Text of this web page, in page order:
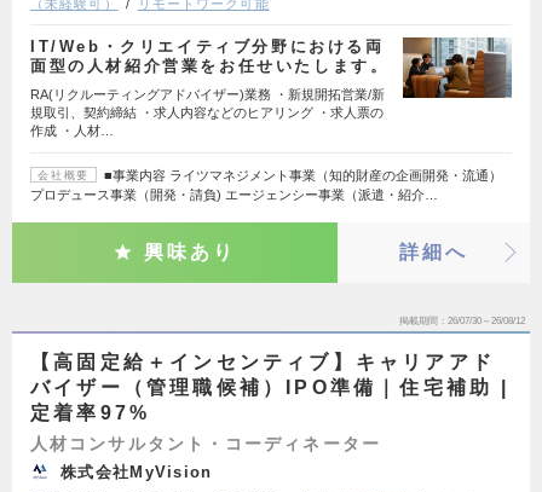
（未経験可）
リモートワーク可能
IT/Web・クリエイティブ分野における両
面型の人材紹介営業をお任せいたします。
RA(リクルーティングアドバイザー)業務 ・新規開拓営業/新
規取引、契約締結 ・求人内容などのヒアリング ・求人票の
作成 ・人材…
会社概要
■事業内容 ライツマネジメント事業（知的財産の企画開発・流通）
プロデュース事業（開発・請負) エージェンシー事業（派遣・紹介…
興味あり 詳細へ
掲載期間 26/07/30～26/08/12
【高固定給＋インセンティブ】キャリアアド
バイザー（管理職候補）IPO準備｜住宅補助 |
定着率97%
人材コンサルタント・コーディネーター
株式会社MyVision